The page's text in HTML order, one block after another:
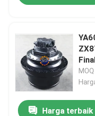
Harga terbaik